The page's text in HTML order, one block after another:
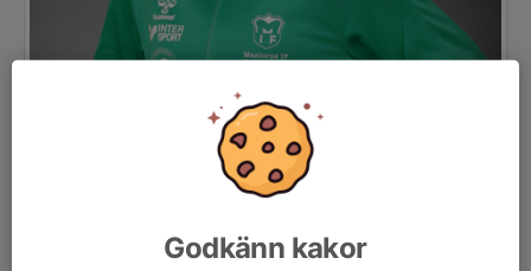
Godkänn kakor